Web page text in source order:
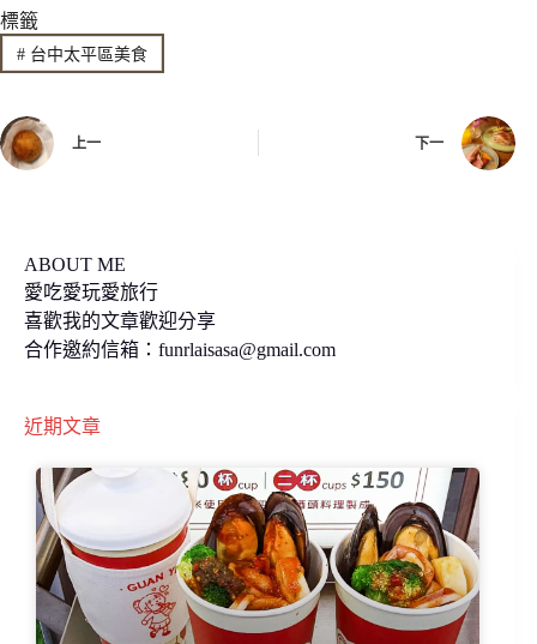
e e
b
y
L
標籤
#台中太平區美食
上一 下一
ABOUT ME
愛吃愛玩愛旅行
喜歡我的文章歡迎分享
合作邀約信箱： funrlaisasa@gmail.com
近期文章